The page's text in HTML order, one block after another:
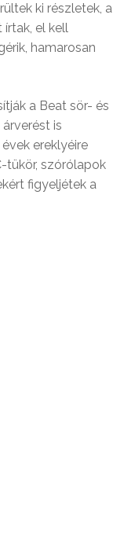
ki részletek, a
el kell
hamarosan
a Beat sör- és
is
ereklyéire
tükör, szórólapok
figyeljétek a